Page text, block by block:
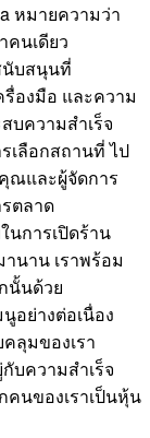
หมายความว่า
คนเดียว
นับสนุนที่
องมือ และความ
บความสำเร็จ
เลือกสถานที่ ไป
ณและผู้จัดการ
ตลาด
นการเปิดร้าน
นาน เราพร้อม
นั้นด้วย
อย่างต่อเนื่อง
ลุมของเรา
บความสำเร็จ
นของเราเป็นหุ้น